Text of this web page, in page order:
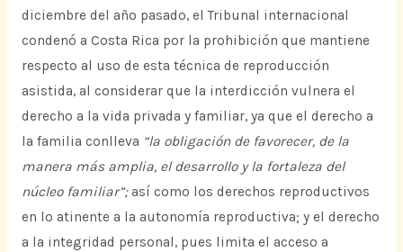
diciembre del año pasado, el Tribunal internacional
condenó a Costa Rica por la prohibición que mantiene
respecto al uso de esta técnica de reproducción
asistida, al considerar que la interdicción vulnera el
derecho a la vida privada y familiar, ya que el derecho a
la familia conlleva “la obligación de favorecer, de la
manera más amplia, el desarrollo y la fortaleza del
núcleo familiar”;así como los derechos reproductivos
en lo atinente a la autonomía reproductiva; y el derecho
a la integridad personal, pues limita el acceso a